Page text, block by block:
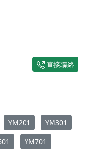
直接聯絡
YM201 YM301
YM701